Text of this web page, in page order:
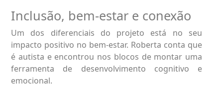
Inclusão, bem-estar e conexão
Um dos diferenciais do projeto está no seu
impacto positivo no bem-estar. Roberta conta que
é autista e encontrou nos blocos de montar uma
ferramenta de desenvolvimento cognitivo e
emocional.